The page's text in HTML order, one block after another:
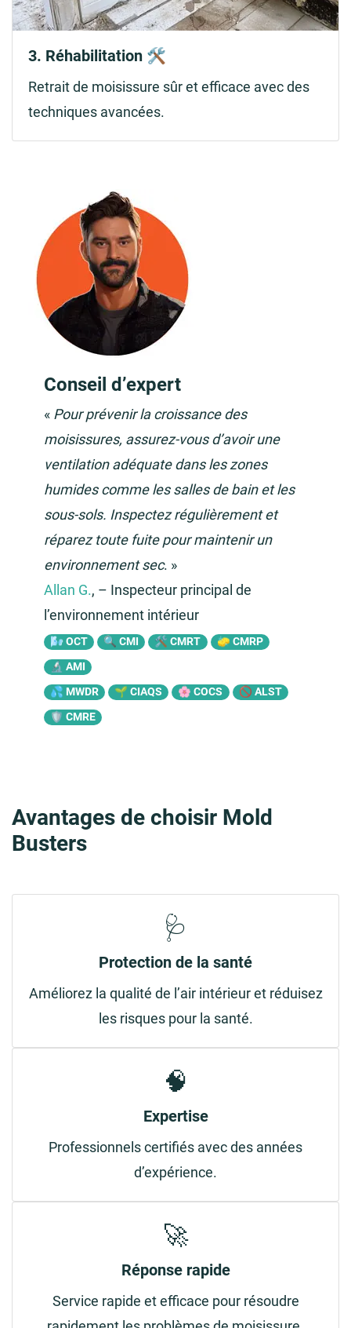
3. Réhabilitation 🛠️
Retrait de moisissure sûr et efficace avec des
techniques avancées.
Conseil d’expert
« Pour prévenir la croissance des
moisissures, assurez-vous d’avoir une
ventilation adéquate dans les zones
humides comme les salles de bain et les
sous-sols. Inspectez régulièrement et
réparez toute fuite pour maintenir un
environnement sec. »
Allan G., – Inspecteur principal de
l’environnement intérieur
🌬️ OCT 🔍 CMI 🛠️ CMRT
🧽 CMRP
🔬 AMI
💦 MWDR
🌱 CIAQS 🌸 COCS
🚫 ALST
🛡️ CMRE
Avantages de choisir Mold
Busters
🩺
Protection de la santé
Améliorez la qualité de l’air intérieur et réduisez
les risques pour la santé.
🧠
Expertise
Professionnels certifiés avec des années
d’expérience.
🚀
Réponse rapide
Service rapide et efficace pour résoudre